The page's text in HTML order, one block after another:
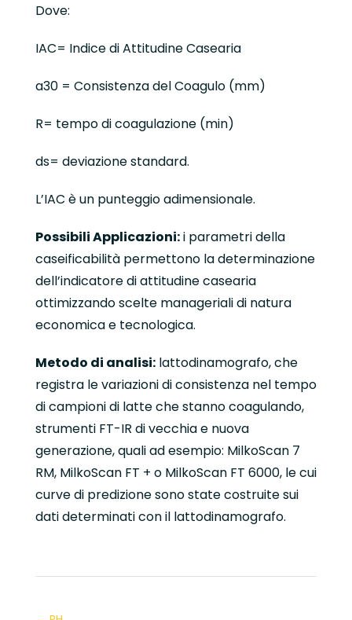
Dove:
IAC= Indice di Attitudine Casearia
a30 = Consistenza del Coagulo (mm)
R= tempo di coagulazione (min)
ds= deviazione standard.
L’IAC è un punteggio adimensionale.
Possibili Applicazioni:i parametri della
caseificabilità permettono la determinazione
dell’indicatore di attitudine casearia
ottimizzando scelte manageriali di natura
economica e tecnologica.
Metodo di analisi:lattodinamografo, che
registra le variazioni di consistenza nel tempo
di campioni di latte che stanno coagulando,
strumenti FT-IR di vecchia e nuova
generazione, quali ad esempio: MilkoScan 7
RM, MilkoScan FT + o MilkoScan FT 6000, le cui
curve di predizione sono state costruite sui
dati determinati con il lattodinamografo.